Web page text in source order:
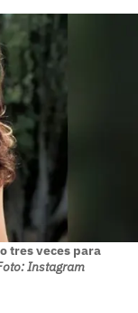
tres veces para
Instagram